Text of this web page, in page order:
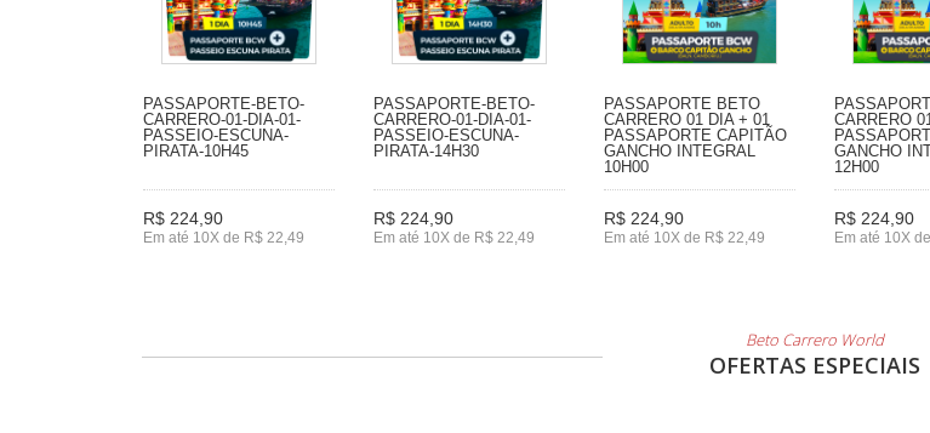
PASSAPORTE-BETO-
CARRERO-01-DIA-01-
PASSEIO-ESCUNA-
PIRATA-10H45
R$ 224,90
Em até 10X de R$ 22,49
PASSAPORTE-BETO-
CARRERO-01-DIA-01-
PASSEIO-ESCUNA-
PIRATA-14H30
R$ 224,90
Em até 10X de R$ 22,49
PASSAPORTE BETO
CARRERO 01 DIA + 01
PASSAPORTE CAPITÃO
GANCHO INTEGRAL
10H00
R$ 224,90
Em até 10X de R$ 22,49
CARRERO
GANCHO
12H00
R$ 224,90
Em até 10X
Beto Carrero World
OFERTAS ESPECIAIS